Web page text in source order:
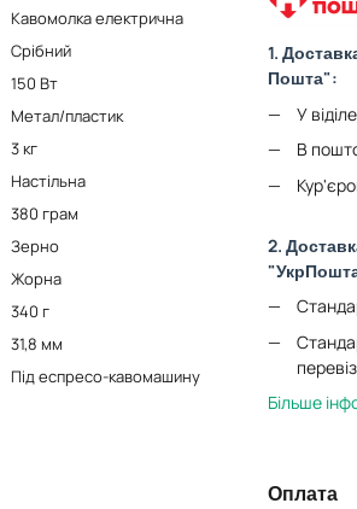
Кавомолка електрична
Срібний
150 Вт
Метал/пластик
3 кг
Настільна
380 грам
Зерно
Жорна
340 г
31,8 мм
Під еспресо-кавомашину
1.
Пошта":
У
В
2.
Більше
Оплата